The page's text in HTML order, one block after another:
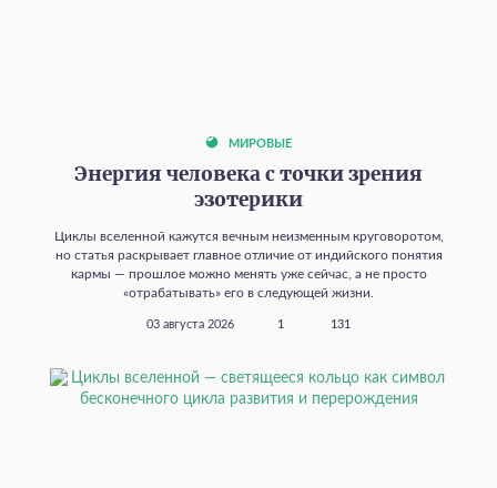
МИРОВЫЕ
Энергия человека с точки зрения
эзотерики
Циклы вселенной кажутся вечным неизменным круговоротом,
но статья раскрывает главное отличие от индийского понятия
кармы — прошлое можно менять уже сейчас, а не просто
«отрабатывать» его в следующей жизни.
03 августа 2026 1 131